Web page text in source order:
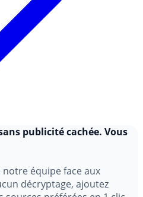
équipe face aux